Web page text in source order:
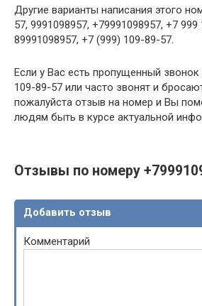
Другие варианты написания этого
57, 9991098957, +79991098957, +7 999
89991098957, +7 (999) 109-89-57.
Если у Вас есть пропущенный
109-89-57 или часто звонят и
пожалуйста отзыв на номер и Вы
людям быть в курсе актуальной
Отзывы по номеру
Добавить отзыв
Комментарий